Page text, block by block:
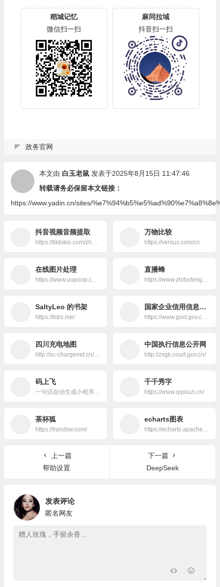
稻城记忆
微信扫一扫
麻同拉域
抖音扫一扫
政务官网
本文由 白玉老鼠 发表于2025年8月15日 11:47:46
转载请务必保留本文链接：
https://www.yadin.cn/sites/
抖音视频音频提取 万物比较
https://versus.com/cn
在线图片处理
https://www.uupoop.com/#/
直播蜂
SaltyLeo 的书架
https://tstrs.me/
国家企业信用信息公示系统
https://www.gsxt.gov.cn/index.html
四川充电地图
http://sc-chargenet.cn/charging-map.html
中国执行信息公开网
http://zxgk.court.gov.cn/
码上飞
一句话自动生成小程序、APP、H5网页应用！
千千秀字
https://www.qqxiuzi.cn/
茶杯狐
https://lnjndsw.com/
echarts图表
上一篇
帮助设置
下一篇
DeepSeek
发表评论
匿名网友